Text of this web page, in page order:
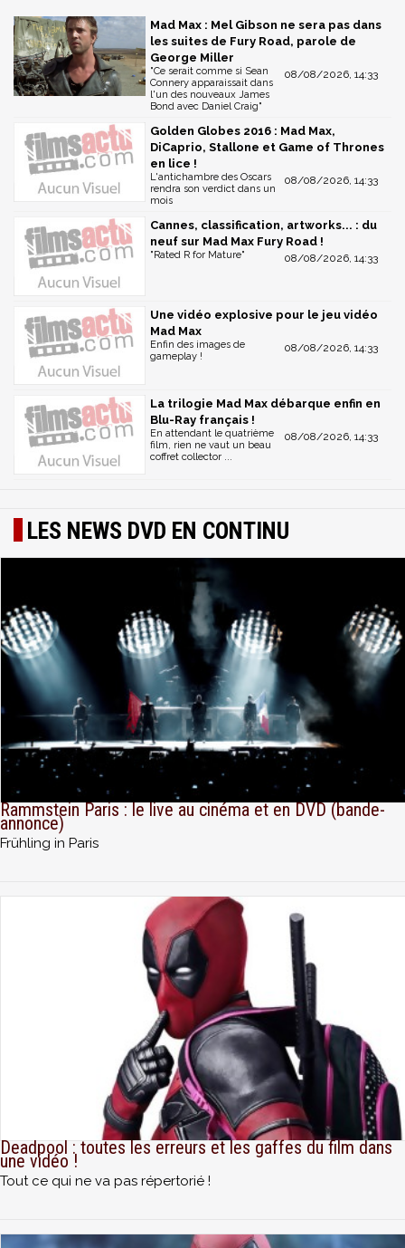
Mad Max : Mel Gibson ne sera pas dans
les suites de Fury Road, parole de
George Miller
08/08/2026, 14:33
"Ce serait comme si Sean
Connery apparaissait dans
l'un des nouveaux James
Bond avec Daniel Craig"
Golden Globes 2016 : Mad Max,
DiCaprio, Stallone et Game of Thrones
en lice !
08/08/2026, 14:33
L'antichambre des Oscars
rendra son verdict dans un
mois
Cannes, classification, artworks... : du
neuf sur Mad Max Fury Road !
08/08/2026, 14:33
"Rated R for Mature"
Une vidéo explosive pour le jeu vidéo
Mad Max
08/08/2026, 14:33
Enfin des images de
gameplay !
La trilogie Mad Max débarque enfin en
Blu-Ray français !
08/08/2026, 14:33
En attendant le quatrième
film, rien ne vaut un beau
coffret collector ...
LES NEWS DVD EN CONTINU
Rammstein Paris : le live au cinéma et en DVD (bande-
annonce)
Frühling in Paris
Deadpool : toutes les erreurs et les gaffes du film dans
une vidéo !
Tout ce qui ne va pas répertorié !